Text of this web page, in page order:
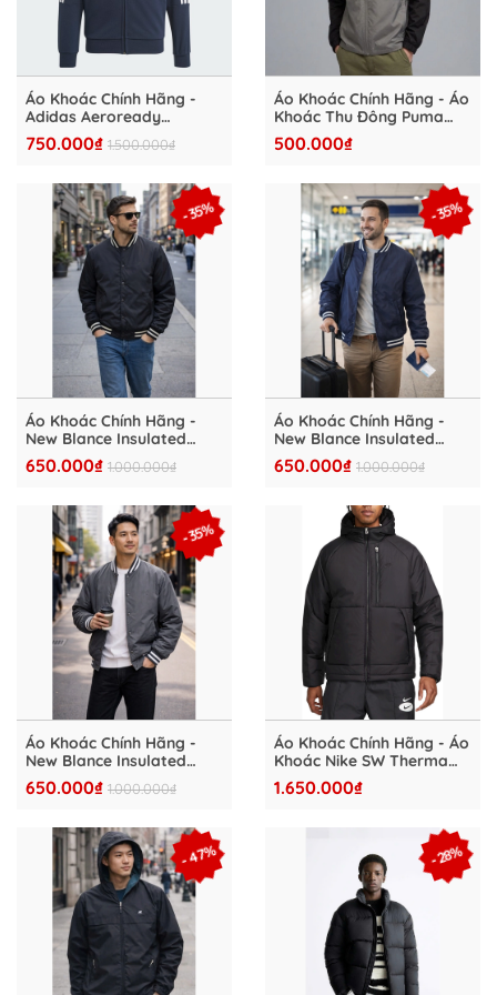
Áo Khoác Chính Hãng -
Adidas Aeroready
Essentials 3 Stripes
"Navy" - GK9977-A
750.000₫ 1.500.000₫
Áo Khoác Chính Hãng - Áo
Khoác Thu Đông Puma
Kurtka Hooded
''Black/Grey''- 516900-01
500.000₫
- 35%
Áo Khoác Chính Hãng -
New Blance Insulated
Varsity Jacket ''Black''-
NB0303-001
650.000₫ 1.000.000₫
- 35%
Áo Khoác Chính Hãng -
New Blance Insulated
Varsity Jacket ''Navy''-
NB0303-004
650.000₫ 1.000.000₫
- 35%
Áo Khoác Chính Hãng -
New Blance Insulated
Varsity Jacket ''Grey''-
NB0303-003
650.000₫ 1.000.000₫
Áo Khoác Chính Hãng - Áo
Khoác Nike SW Therma
FIT Legacy Hooded
Jacket ''Black''- DD6858-
1.650.000₫
- 47% - 28%